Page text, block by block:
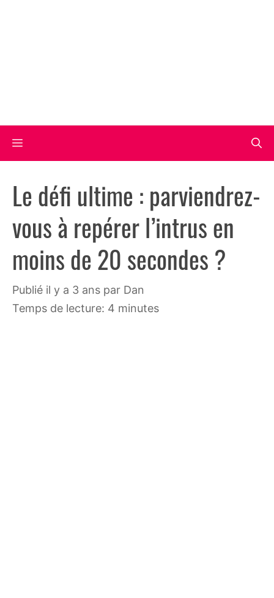
Menu
Le défi ultime : parviendrez-
vous à repérer l’intrus en
moins de 20 secondes ?
publié il y a 3 ans par Dan
Temps de lecture: 4 minutes